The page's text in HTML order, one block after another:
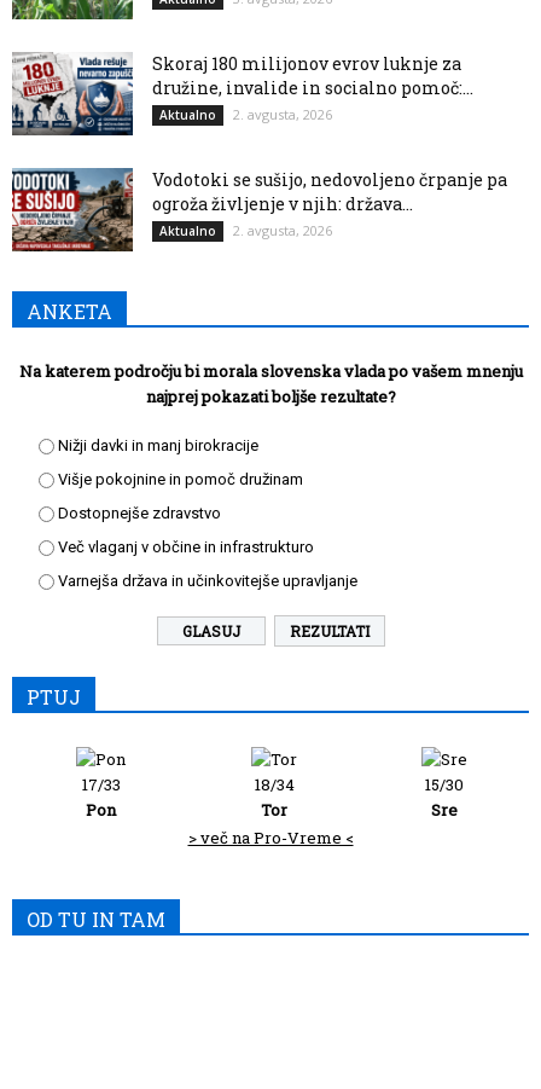
Skoraj 180 milijonov evrov luknje za
družine, invalide in socialno pomoč:...
Aktualno 2. avgusta, 2026
Vodotoki se sušijo, nedovoljeno črpanje pa
ogroža življenje v njih: država...
Aktualno 2. avgusta, 2026
ANKETA
Na katerem področju bi morala slovenska vlada po vašem mnenju
najprej pokazati boljše rezultate?
Nižji davki in manj birokracije
Višje pokojnine in pomoč družinam
Dostopnejše zdravstvo
Več vlaganj v občine in infrastrukturo
Varnejša država in učinkovitejše upravljanje
REZULTATI
PTUJ
17/33
Pon
18/34
Tor
15/30
Sre
> več na Pro-Vreme <
OD TU IN TAM